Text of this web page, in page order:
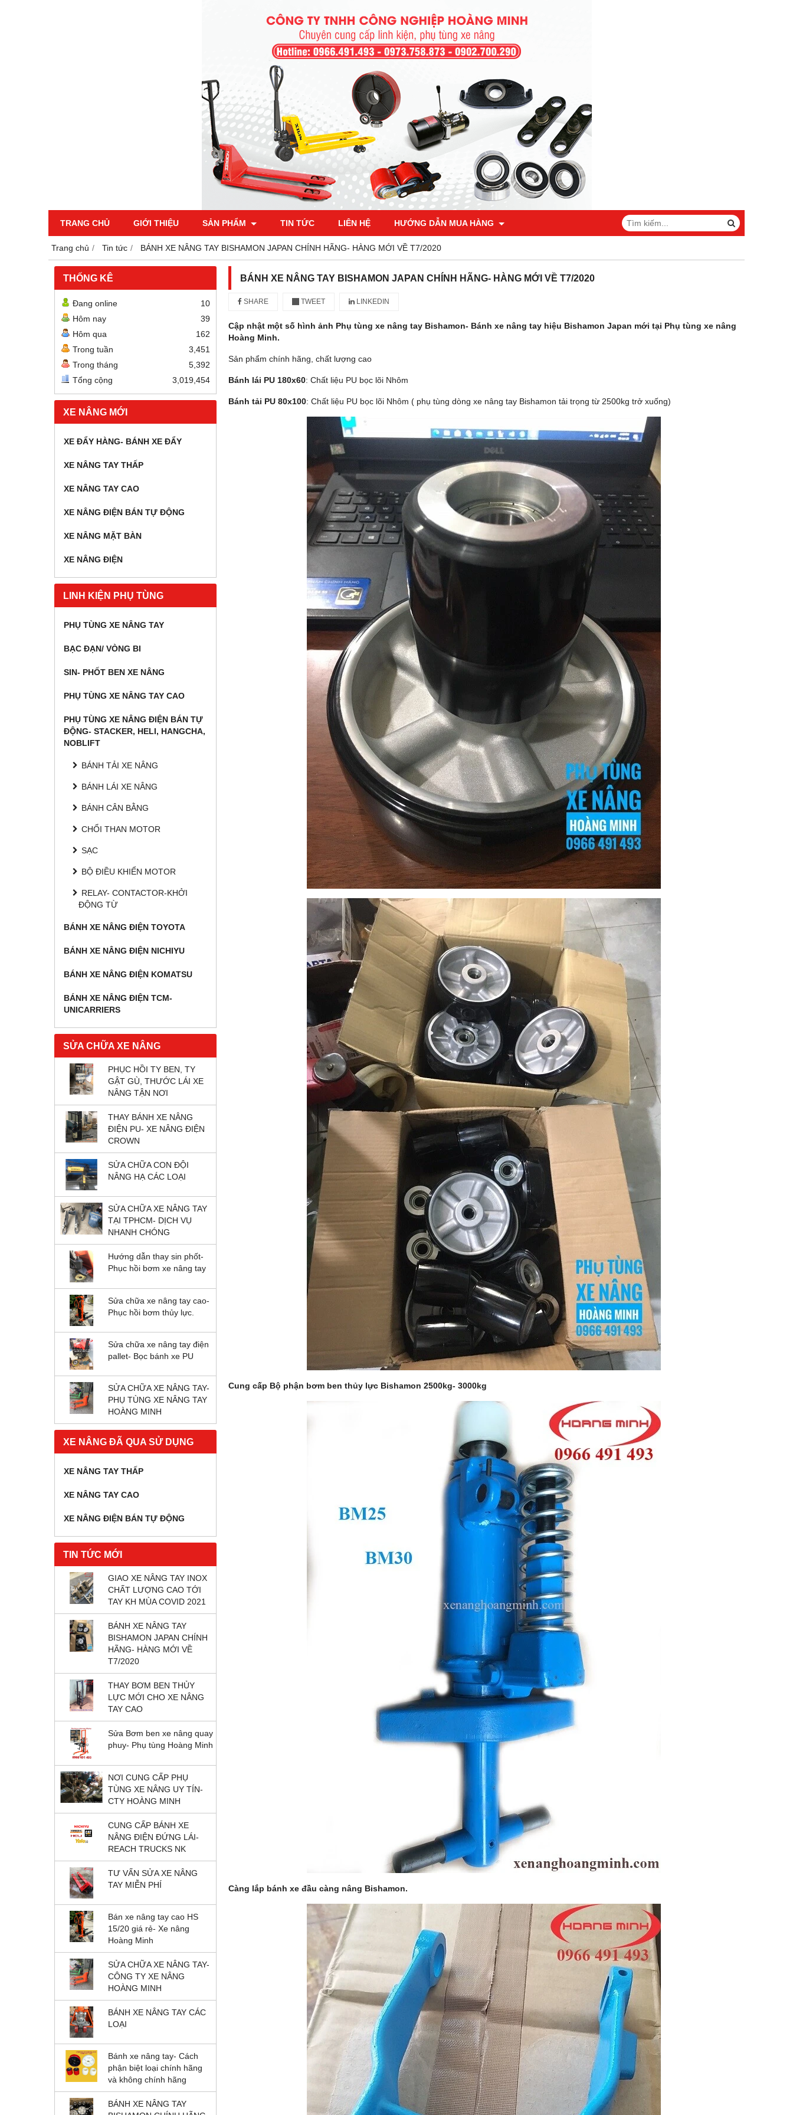
TRANG CHỦ GIỚI THIỆU SẢN PHẨM TIN TỨC LIÊN HỆ HƯỚNG DẪN MUA HÀNG
Trang chủ Tin tức BÁNH XE NÂNG TAY BISHAMON JAPAN CHÍNH HÃNG- HÀNG MỚI VỀ T7/2020
THỐNG KÊ
Đang online
10
Hôm nay
39
Hôm qua
162
Trong tuần
3,451
Trong tháng
5,392
Tổng cộng
3,019,454
XE NÂNG MỚI
XE ĐẨY HÀNG- BÁNH XE ĐẨY
XE NÂNG TAY THẤP
XE NÂNG TAY CAO
XE NÂNG ĐIỆN BÁN TỰ ĐỘNG
XE NÂNG MẶT BÀN
XE NÂNG ĐIỆN
LINH KIỆN PHỤ TÙNG
PHỤ TÙNG XE NÂNG TAY
BẠC ĐẠN/ VÒNG BI
SIN- PHỐT BEN XE NÂNG
PHỤ TÙNG XE NÂNG TAY CAO
PHỤ TÙNG XE NÂNG ĐIỆN BÁN TỰ
ĐỘNG- STACKER, HELI, HANGCHA,
NOBLIFT
BÁNH TẢI XE NÂNG
BÁNH LÁI XE NÂNG
BÁNH CÂN BẰNG
CHỔI THAN MOTOR
SẠC
BỘ ĐIỀU KHIỂN MOTOR
RELAY- CONTACTOR-KHỞI
ĐỘNG TỪ
BÁNH XE NÂNG ĐIỆN TOYOTA
BÁNH XE NÂNG ĐIỆN NICHIYU
BÁNH XE NÂNG ĐIỆN KOMATSU
BÁNH XE NÂNG ĐIỆN TCM-
UNICARRIERS
SỬA CHỮA XE NÂNG
PHỤC HỒI TY BEN, TY
GẬT GÙ, THƯỚC LÁI XE
NÂNG TẬN NƠI
THAY BÁNH XE NÂNG
ĐIỆN PU- XE NÂNG ĐIỆN
CROWN
SỬA CHỮA CON ĐỘI
NÂNG HẠ CÁC LOẠI
SỬA CHỮA XE NÂNG TAY
TẠI TPHCM- DỊCH VỤ
NHANH CHÓNG
Hướng dẫn thay sin phốt-
Phục hồi bơm xe nâng tay
Sửa chữa xe nâng tay cao-
Phục hồi bơm thủy lực.
Sửa chữa xe nâng tay điện
pallet- Bọc bánh xe PU
SỬA CHỮA XE NÂNG TAY-
PHỤ TÙNG XE NÂNG TAY
HOÀNG MINH
XE NÂNG ĐÃ QUA SỬ DỤNG
XE NÂNG TAY THẤP
XE NÂNG TAY CAO
XE NÂNG ĐIỆN BÁN TỰ ĐỘNG
TIN TỨC MỚI
GIAO XE NÂNG TAY INOX
CHẤT LƯỢNG CAO TỚI
TAY KH MÙA COVID 2021
BÁNH XE NÂNG TAY
BISHAMON JAPAN CHÍNH
HÃNG- HÀNG MỚI VỀ
T7/2020
THAY BƠM BEN THỦY
LỰC MỚI CHO XE NÂNG
TAY CAO
Sửa Bơm ben xe nâng quay
phuy- Phụ tùng Hoàng Minh
NƠI CUNG CẤP PHỤ
TÙNG XE NÂNG UY TÍN-
CTY HOÀNG MINH
CUNG CẤP BÁNH XE
NÂNG ĐIỆN ĐỨNG LÁI-
REACH TRUCKS NK
TƯ VẤN SỬA XE NÂNG
TAY MIỄN PHÍ
Bán xe nâng tay cao HS
15/20 giá rẻ- Xe nâng
Hoàng Minh
SỬA CHỮA XE NÂNG TAY-
CÔNG TY XE NÂNG
HOÀNG MINH
BÁNH XE NÂNG TAY CÁC
LOẠI
Bánh xe nâng tay- Cách
phận biệt loại chính hãng
và không chính hãng
BÁNH XE NÂNG TAY
BÁNH XE NÂNG TAY BISHAMON JAPAN CHÍNH HÃNG- HÀNG MỚI VỀ T7/2020
SHARE TWEET LINKEDIN
Cập nhật một số hình ảnh Phụ tùng xe nâng tay Bishamon- Bánh xe nâng tay hiệu Bishamon Japan mới tại Phụ tùng xe nâng
Hoàng Minh.
Sản phẩm chính hãng, chất lượng cao
Bánh lái PU 180x60: Chất liệu PU bọc lõi Nhôm
Bánh tải PU 80x100: Chất liệu PU bọc lõi Nhôm ( phụ tùng dòng xe nâng tay Bishamon tải trọng từ 2500kg trở xuống)
Cung cấp Bộ phận bơm ben thủy lực Bishamon 2500kg- 3000kg
Càng lắp bánh xe đầu càng nâng Bishamon.